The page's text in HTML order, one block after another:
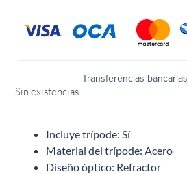
Transferencias bancarias
Sin existencias
Incluye trípode: Sí
Material del trípode: Acero
Diseño óptico: Refractor